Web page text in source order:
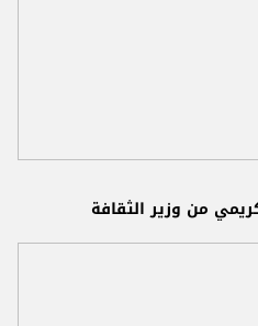
من وزير الثقافة